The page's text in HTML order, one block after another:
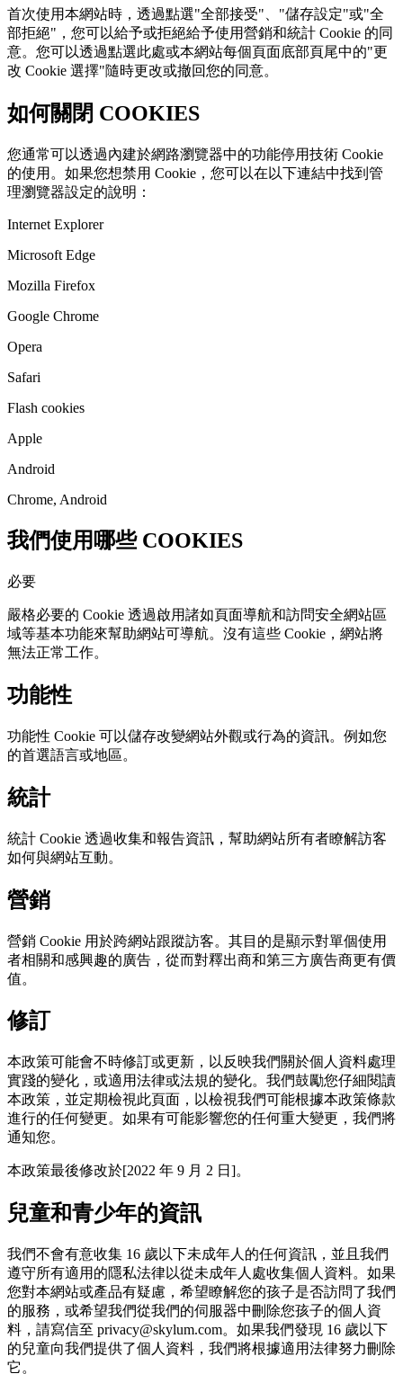
首次使用本網站時，透過點選"全部接受"、"儲存設定"或"全
部拒絕"，您可以給予或拒絕給予使用營銷和統計 Cookie 的同
意。您可以透過點選此處或本網站每個頁面底部頁尾中的"更
改 Cookie 選擇"隨時更改或撤回您的同意。
如何關閉 COOKIES
您通常可以透過內建於網路瀏覽器中的功能停用技術 Cookie
的使用。如果您想禁用 Cookie，您可以在以下連結中找到管
理瀏覽器設定的說明：
Internet Explorer
Microsoft Edge
Mozilla Firefox
Google Chrome
Opera
Safari
Flash cookies
Apple
Android
Chrome, Android
我們使用哪些 COOKIES
必要
嚴格必要的 Cookie 透過啟用諸如頁面導航和訪問安全網站區
域等基本功能來幫助網站可導航。沒有這些 Cookie，網站將
無法正常工作。
功能性
功能性 Cookie 可以儲存改變網站外觀或行為的資訊。例如您
的首選語言或地區。
統計
統計 Cookie 透過收集和報告資訊，幫助網站所有者瞭解訪客
如何與網站互動。
營銷
營銷 Cookie 用於跨網站跟蹤訪客。其目的是顯示對單個使用
者相關和感興趣的廣告，從而對釋出商和第三方廣告商更有價
值。
修訂
本政策可能會不時修訂或更新，以反映我們關於個人資料處理
實踐的變化，或適用法律或法規的變化。我們鼓勵您仔細閱讀
本政策，並定期檢視此頁面，以檢視我們可能根據本政策條款
進行的任何變更。如果有可能影響您的任何重大變更，我們將
通知您。
本政策最後修改於[2022 年 9 月 2 日]。
兒童和青少年的資訊
我們不會有意收集 16 歲以下未成年人的任何資訊，並且我們
遵守所有適用的隱私法律以從未成年人處收集個人資料。如果
您對本網站或產品有疑慮，希望瞭解您的孩子是否訪問了我們
的服務，或希望我們從我們的伺服器中刪除您孩子的個人資
料，請寫信至 privacy@skylum.com。如果我們發現 16 歲以下
的兒童向我們提供了個人資料，我們將根據適用法律努力刪除
它。